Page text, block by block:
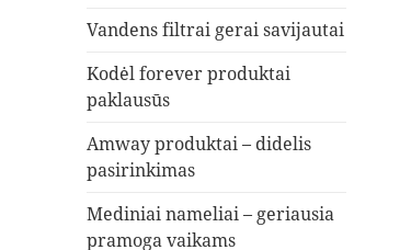
Vandens filtrai gerai savijautai
Kodėl forever produktai
paklausūs
Amway produktai – didelis
pasirinkimas
Mediniai nameliai – geriausia
pramoga vaikams